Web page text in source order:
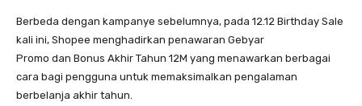
Berbeda dengan kampanye sebelumnya, pada 12.12 Birthday Sale
kali ini, Shopee menghadirkan penawaran Gebyar
Promo dan Bonus Akhir Tahun 12M yang menawarkan berbagai
cara bagi pengguna untuk memaksimalkan pengalaman
berbelanja akhir tahun.